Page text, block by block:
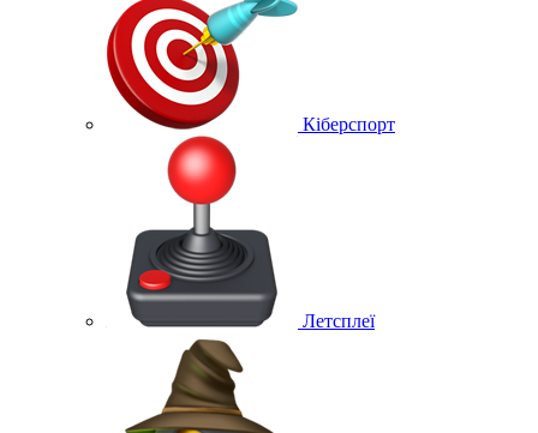
Кіберспорт
Летсплеї